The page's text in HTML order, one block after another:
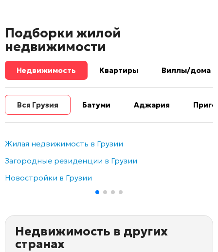
Подборки жилой
недвижимости
Недвижимость Квартиры Виллы/дома
Вся Грузия Батуми Аджария
Жилая недвижимость в Грузии
Загородные резиденции в Грузии
Новостройки в Грузии
Недвижимость в других
странах